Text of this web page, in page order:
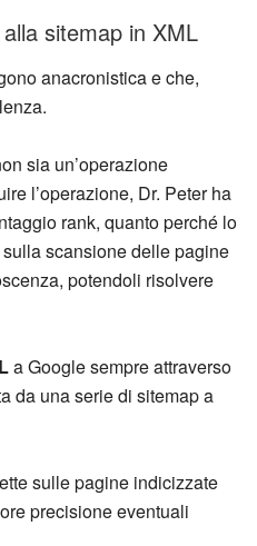
sitemap in XML
anacronistica e che,
sia un’operazione
l’operazione, Dr. Peter ha
rank, quanto perché lo
scansione delle pagine
potendoli risolvere
a Google sempre attraverso
da una serie di sitemap a
sulle pagine indicizzate
precisione eventuali